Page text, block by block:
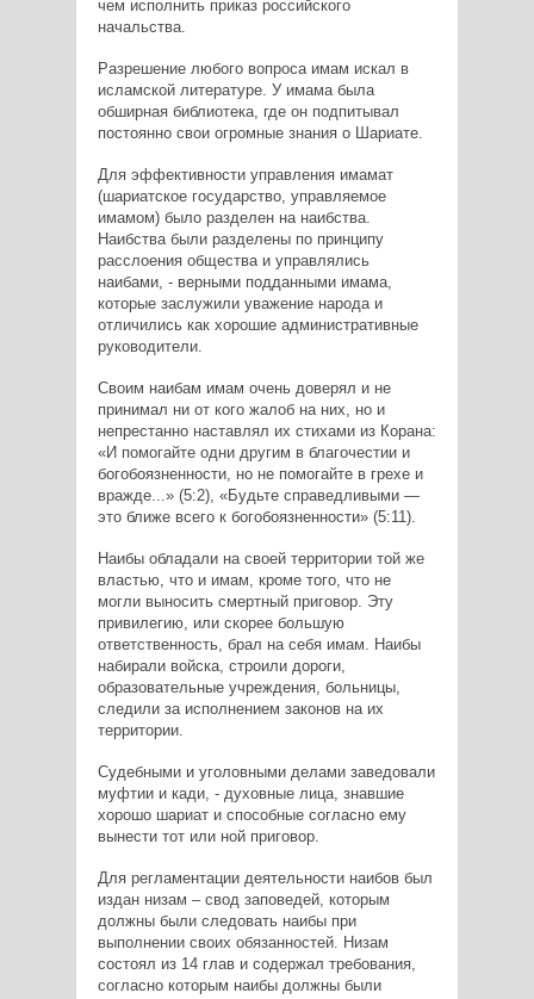
чем исполнить приказ российского
начальства.
Разрешение любого вопроса имам искал в
исламской литературе. У имама была
обширная библиотека, где он подпитывал
постоянно свои огромные знания о Шариате.
Для эффективности управления имамат
(шариатское государство, управляемое
имамом) было разделен на наибства.
Наибства были разделены по принципу
расслоения общества и управлялись
наибами, - верными подданными имама,
которые заслужили уважение народа и
отличились как хорошие административные
руководители.
Своим наибам имам очень доверял и не
принимал ни от кого жалоб на них, но и
непрестанно наставлял их стихами из Корана:
«И помогайте одни другим в благочестии и
богобоязненности, но не помогайте в грехе и
вражде...» (5:2), «Будьте справедливыми —
это ближе всего к богобоязненности» (5:11).
Наибы обладали на своей территории той же
властью, что и имам, кроме того, что не
могли выносить смертный приговор. Эту
привилегию, или скорее большую
ответственность, брал на себя имам. Наибы
набирали войска, строили дороги,
образовательные учреждения, больницы,
следили за исполнением законов на их
территории.
Судебными и уголовными делами заведовали
муфтии и кади, - духовные лица, знавшие
хорошо шариат и способные согласно ему
вынести тот или ной приговор.
Для регламентации деятельности наибов был
издан низам – свод заповедей, которым
должны были следовать наибы при
выполнении своих обязанностей. Низам
состоял из 14 глав и содержал требования,
согласно которым наибы должны были